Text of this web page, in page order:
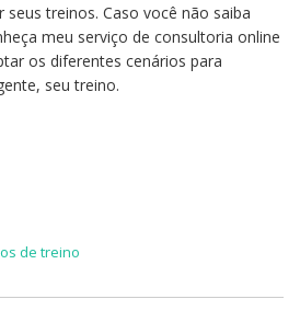
treinos. Caso você não saiba
meu serviço de consultoria online
os diferentes cenários para
seu treino.
de treino